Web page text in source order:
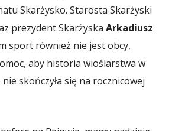
Skarżysko. Starosta Skarżyski
prezydent Skarżyska Arkadiusz
sport również nie jest obcy,
aby historia wioślarstwa w
skończyła się na rocznicowej